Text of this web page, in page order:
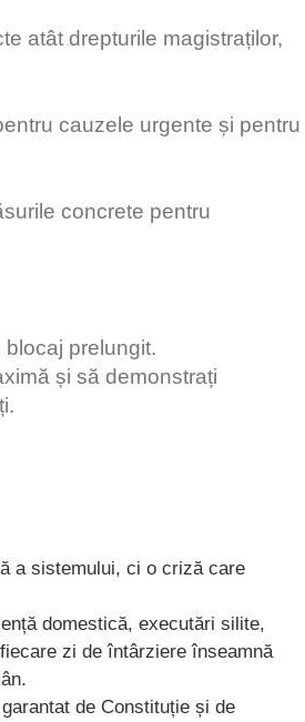
atât drepturile magistraților,
cauzele urgente și pentru
concrete pentru
prelungit.
și să demonstrați
a sistemului, ci o criză care
domestică, executări silite,
zi de întârziere înseamnă
de Constituție și de